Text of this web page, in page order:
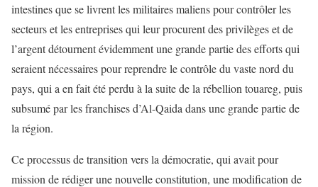
intestines que se livrent les militaires maliens pour contrôler les
secteurs et les entreprises qui leur procurent des privilèges et de
l’argent détournent évidemment une grande partie des efforts qui
seraient nécessaires pour reprendre le contrôle du vaste nord du
pays, qui a en fait été perdu à la suite de la rébellion touareg, puis
subsumé par les franchises d’Al-Qaida dans une grande partie de
la région.
Ce processus de transition vers la démocratie, qui avait pour
mission de rédiger une nouvelle constitution, une modification de